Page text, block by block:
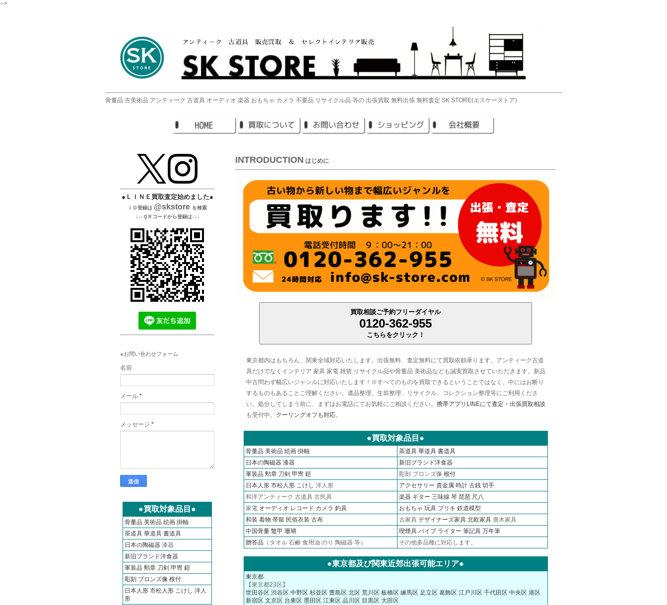
-->
骨董品 古美術品 アンティーク 古道具 オーディオ 楽器 おもちゃ カメラ 不要品 リサイクル品 等の 出張買取 無料出張 無料査定 SK STORE(エスケーストア)
INTRODUCTION はじめに
買取相談ご予約フリーダイヤル
0120-362-955
こちらをクリック！
東京都内はもちろん、関東全域対応いたします。出張無料、査定無料にて買取依頼承ります。アンティーク古道
具だけでなくインテリア 家具 家電 雑貨 リサイクル品や骨董品 美術品なども誠実買取させていただきます。新品
中古問わず幅広いジャンルに対応いたします！※すべてのものを買取できるということではなく、中にはお断り
するものもあることご理解ください。遺品整理、生前整理、リサイクル、コレクション整理等にご利用くださ
い。処分してしまう前に、まずはお電話にてお気軽にご相談ください。 携帯アプリLINEにて査定・出張買取相談
も受付中。
クーリングオフも対応。
●買取対象品目●
骨董品 美術品 絵画 掛軸 茶道具 華道具 書道具
日本の陶磁器 漆器
新旧ブランド洋食器
軍装品 勲章 刀剣 甲冑 鎧 彫刻 ブロンズ像 根付
日本人形 市松人形 こけし 洋人形 アクセサリー 貴金属 時計 古銭 切手
和洋アンティーク 古道具 古民具
楽器 ギター 三味線 琴 琵琶 尺八
家電 オーディオ レコード カメラ 釣具 おもちゃ 玩具 ブリキ 鉄道模型
和装 着物 帯留 民俗衣装 古布
古家具 デザイナーズ家具 北欧家具唐木家具
中国骨董 鼈甲 珊瑚
喫煙具 パイプ ライター 筆記具 万年筆
贈答品 （タオル 石鹸 食用油 のり 陶磁器 等） その他多品種に対応します。
●東京都及び関東近郊出張可能エリア●
東京都
【東京都23区】
世田谷区 渋谷区 中野区 杉並区 豊島区 北区 荒川区 板橋区 練馬区 足立区 葛飾区 江戸川区 千代田区 中央区 港区
新宿区 文京区 台東区 墨田区 江東区 品川区 目黒区 大田区
●ＬＩＮＥ買取査定始めました●
ＩＤ登録は @skstore を検索
↓↓↓ＱＲコードから登録は↓↓↓
●お問い合わせフォーム
名前
メール *
メッセージ *
●買取対象品目●
骨董品 美術品 絵画 掛軸
茶道具 華道具 書道具
日本の陶磁器 漆器
新旧ブランド洋食器
軍装品 勲章 刀剣 甲冑 鎧
彫刻 ブロンズ像 根付
日本人形 市松人形 こけし 洋人
形